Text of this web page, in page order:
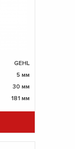
GEHL
5 мм
30 мм
181 мм